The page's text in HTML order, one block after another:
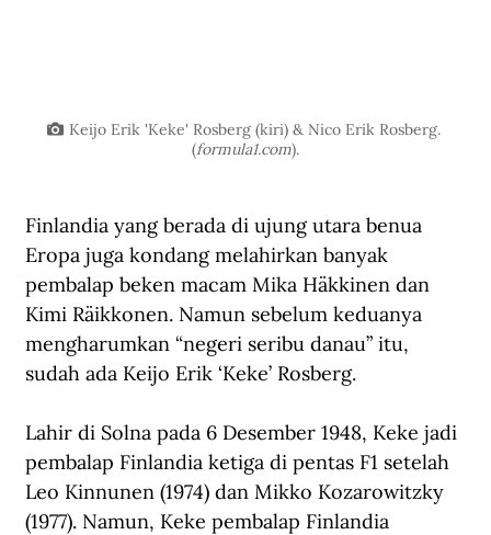
Keijo Erik 'Keke' Rosberg (kiri) & Nico Erik Rosberg.
(formula1.com).
Finlandia yang berada di ujung utara benua
Eropa juga kondang melahirkan banyak
pembalap beken macam Mika Häkkinen dan
Kimi Räikkonen. Namun sebelum keduanya
mengharumkan “negeri seribu danau” itu,
sudah ada Keijo Erik ‘Keke’ Rosberg.
Lahir di Solna pada 6 Desember 1948, Keke jadi
pembalap Finlandia ketiga di pentas F1 setelah
Leo Kinnunen (1974) dan Mikko Kozarowitzky
(1977). Namun, Keke pembalap Finlandia